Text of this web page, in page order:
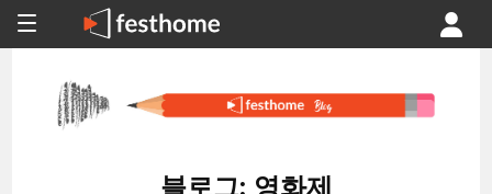
블로그: 영화제